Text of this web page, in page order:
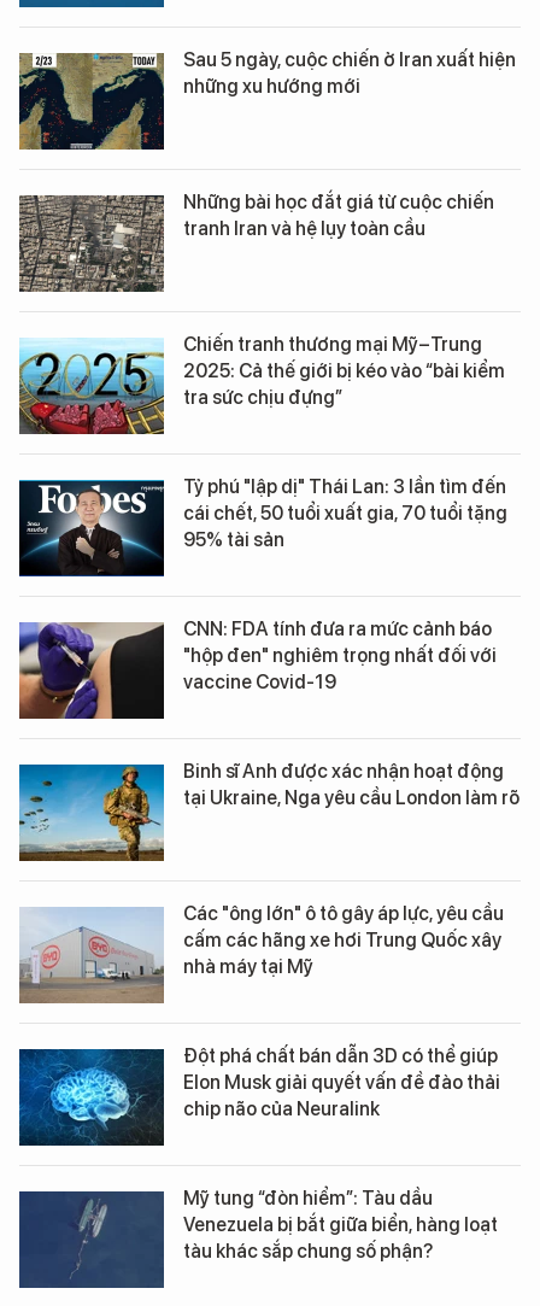
Sau 5 ngày, cuộc chiến ở Iran xuất hiện
những xu hướng mới
Những bài học đắt giá từ cuộc chiến
tranh Iran và hệ lụy toàn cầu
Chiến tranh thương mại Mỹ–Trung
2025: Cả thế giới bị kéo vào “bài kiểm
tra sức chịu đựng”
Tỷ phú "lập dị" Thái Lan: 3 lần tìm đến
cái chết, 50 tuổi xuất gia, 70 tuổi tặng
95% tài sản
CNN: FDA tính đưa ra mức cảnh báo
"hộp đen" nghiêm trọng nhất đối với
vaccine Covid-19
Binh sĩ Anh được xác nhận hoạt động
tại Ukraine, Nga yêu cầu London làm rõ
Các "ông lớn" ô tô gây áp lực, yêu cầu
cấm các hãng xe hơi Trung Quốc xây
nhà máy tại Mỹ
Đột phá chất bán dẫn 3D có thể giúp
Elon Musk giải quyết vấn đề đào thải
chip não của Neuralink
Mỹ tung “đòn hiểm”: Tàu dầu
Venezuela bị bắt giữa biển, hàng loạt
tàu khác sắp chung số phận?